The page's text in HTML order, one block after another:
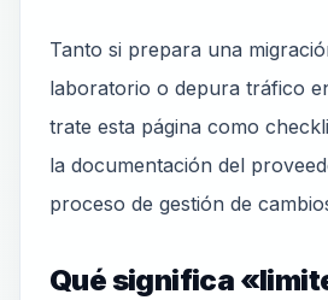
Tanto si prepara una
laboratorio o depura tráfico
trate esta página como
la documentación del
proceso de gestión de
Qué significa